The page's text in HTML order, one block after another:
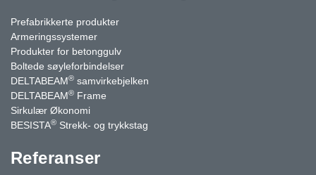
Prefabrikkerte produkter
Armeringssystemer
Produkter for betonggulv
Boltede søyleforbindelser
DELTABEAM® samvirkebjelken
DELTABEAM® Frame
Sirkulær Økonomi
BESISTA® Strekk- og trykkstag
Referanser